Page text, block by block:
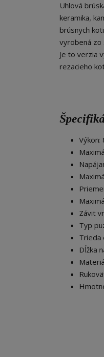
Uhlová
keramika,
brúsnych
vyrobená zo
Je to verzia
rezacieho
Výkon:
Závit
Typ
Trieda
Dĺžka